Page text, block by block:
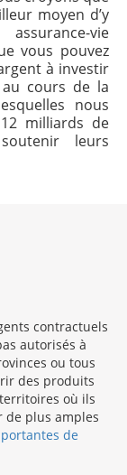
moyen d’y
vie
vous pouvez
à investir
au cours de la
nous
milliards de
leurs
contractuels
autorisés à
ou tous
des produits
où ils
de plus amples
de